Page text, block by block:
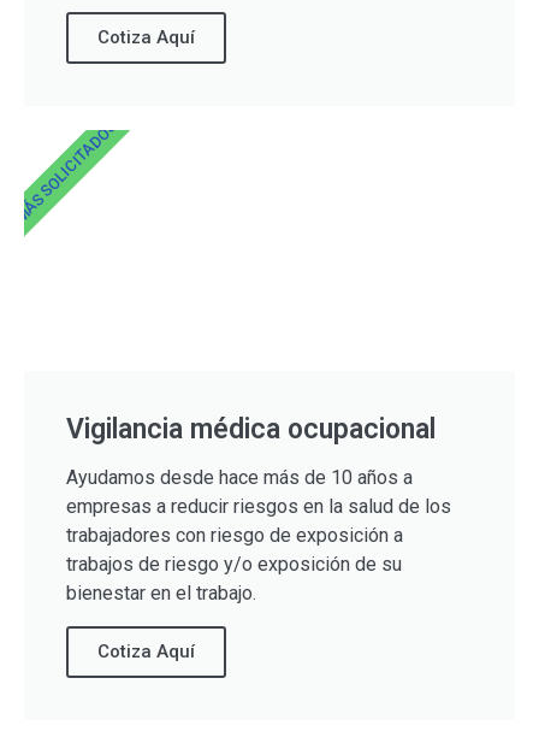
Cotiza Aquí
Vigilancia médica ocupacional
Ayudamos desde hace más de 10 años a
empresas a reducir riesgos en la salud de los
trabajadores con riesgo de exposición a
trabajos de riesgo y/o exposición de su
bienestar en el trabajo.
Cotiza Aquí
MÁS SOLICITADOS